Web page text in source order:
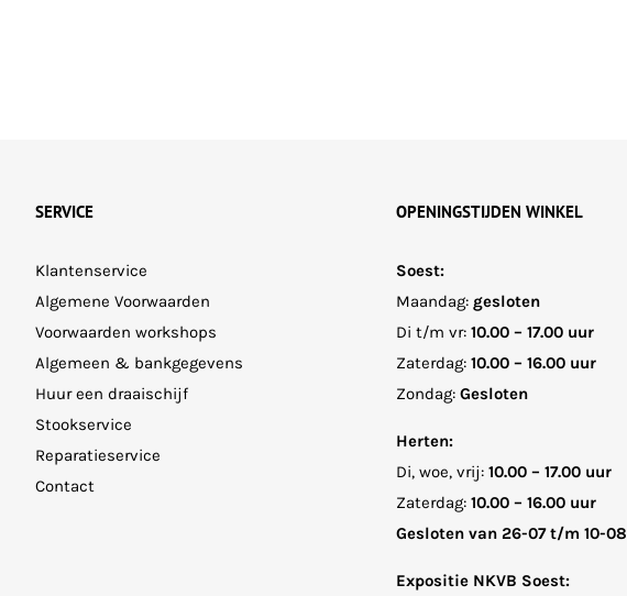
SERVICE
Klantenservice
Algemene Voorwaarden
Voorwaarden workshops
Algemeen & bankgegevens
Huur een draaischijf
Stookservice
Reparatieservice
Contact
OPENINGSTIJDEN WINKEL
Soest:
Maandag: gesloten
Di t/m vr: 10.00 – 17.00 uur
Zaterdag: 10.00 – 16.00 uur
Zondag: Gesloten
Herten:
Di, woe, vrij: 10.00 – 17.00 uur
Zaterdag: 10.00 – 16.00 uur
Gesloten van 26-07 t/m 10-08
Expositie NKVB Soest: